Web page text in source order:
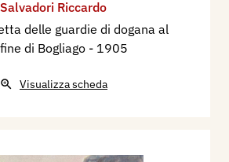
Salvadori Riccardo
delle guardie di dogana al
di Bogliago - 1905
Visualizza scheda